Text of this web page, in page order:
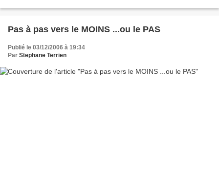
Pas à pas vers le MOINS ...ou le PAS
Publié le 03/12/2006 à 19:34
Par Stephane Terrien